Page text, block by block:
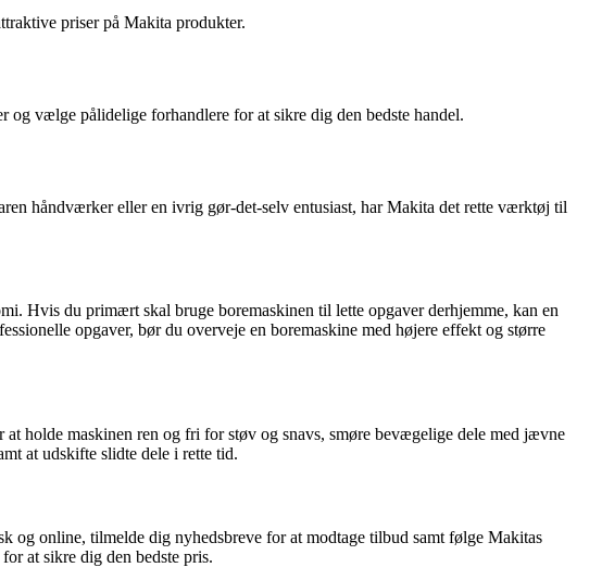
priser på Makita produkter.
vælge pålidelige forhandlere for at sikre dig den bedste handel.
håndværker eller en ivrig gør-det-selv entusiast, har Makita det rette værktøj til
Hvis du primært skal bruge boremaskinen til lette opgaver derhjemme, kan en
opgaver, bør du overveje en boremaskine med højere effekt og større
holde maskinen ren og fri for støv og snavs, smøre bevægelige dele med jævne
at udskifte slidte dele i rette tid.
og online, tilmelde dig nyhedsbreve for at modtage tilbud samt følge Makitas
at sikre dig den bedste pris.